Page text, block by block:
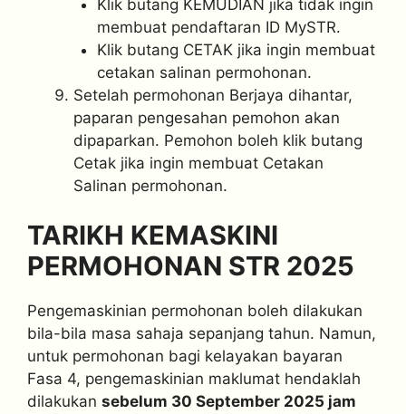
Klik butang KEMUDIAN jika tidak ingin
membuat pendaftaran ID MySTR.
Klik butang CETAK jika ingin membuat
cetakan salinan permohonan.
Setelah permohonan Berjaya dihantar,
paparan pengesahan pemohon akan
dipaparkan. Pemohon boleh klik butang
Cetak jika ingin membuat Cetakan
Salinan permohonan.
TARIKH KEMASKINI
PERMOHONAN STR 2025
Pengemaskinian permohonan boleh dilakukan
bila-bila masa sahaja sepanjang tahun. Namun,
untuk permohonan bagi kelayakan bayaran
Fasa 4, pengemaskinian maklumat hendaklah
dilakukan sebelum 30 September 2025 jam